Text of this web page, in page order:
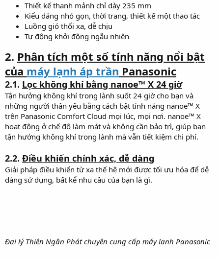
Thiết kế thanh mảnh chỉ dày 235 mm
Kiểu dáng nhỏ gọn, thời trang, thiết kế một thao tác
Luồng gió thổi xa, dễ chịu
Tự động khởi động ngẫu nhiên
2. Phân tích một số tính năng nổi bật
của máy lạnh áp trần Panasonic
2.1. Lọc không khí bằng nanoe™ X 24 giờ
Tận hưởng không khí trong lành suốt 24 giờ cho bạn và
những người thân yêu bằng cách bật tính năng nanoe™ X
trên Panasonic Comfort Cloud mọi lúc, mọi nơi. nanoe™ X
hoạt động ở chế độ làm mát và không cần bảo trì, giúp bạn
tận hưởng không khí trong lành mà vẫn tiết kiệm chi phí.
2.2. Điều khiển chính xác, dễ dàng
Giải pháp điều khiển từ xa thế hệ mới được tối ưu hóa để dễ
dàng sử dụng, bất kể nhu cầu của bạn là gì.
Đại lý Thiên Ngân Phát chuyên cung cấp máy lạnh Panasonic